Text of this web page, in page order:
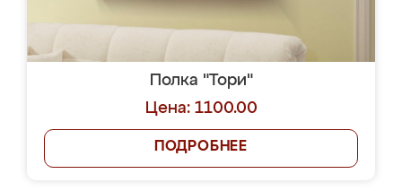
Полка "Тори"
Цена: 1100.00
ПОДРОБНЕЕ